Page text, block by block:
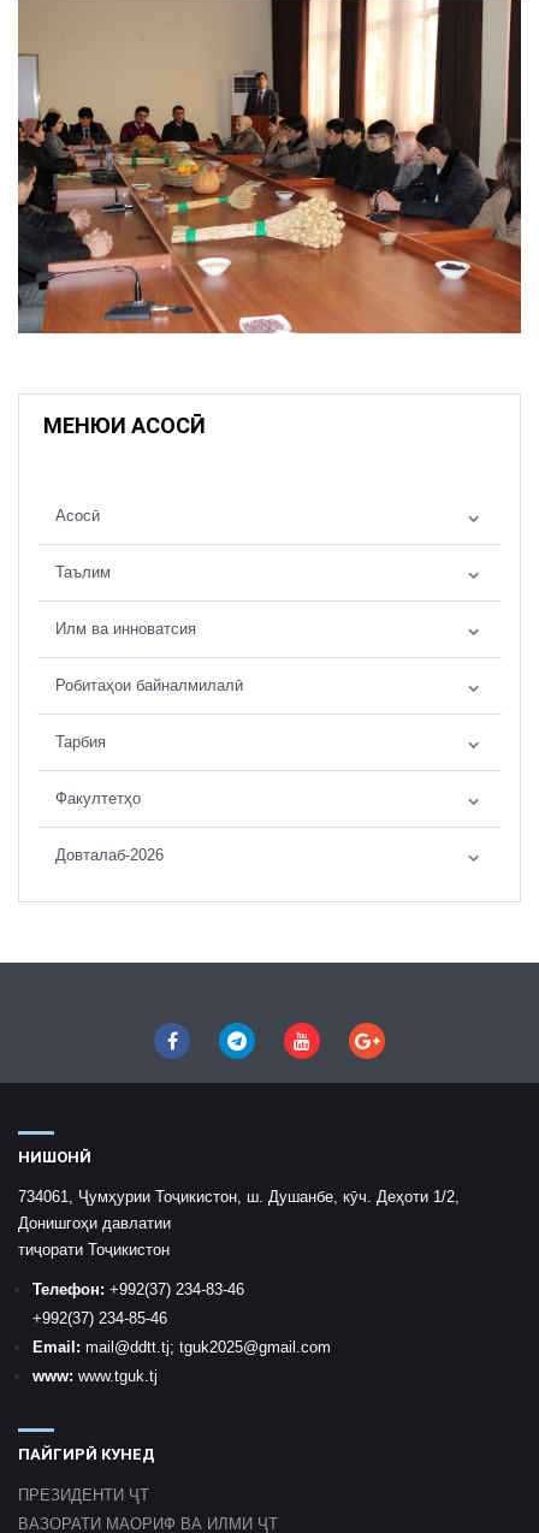
МЕНЮИ АСОСӢ
Асосӣ
Таълим
Илм ва инноватсия
Робитаҳои байналмилалӣ
Тарбия
Факултетҳо
Довталаб-2026
НИШОНӢ
734061, Ҷумҳурии Тоҷикистон, ш. Душанбе, кӯч. Деҳоти 1/2,
Донишгоҳи давлатии
тиҷорати Тоҷикистон
Телефон: +992(37) 234-83-46
+992(37) 234-85-46
Email: mail@ddtt.tj; tguk2025@gmail.com
www: www.tguk.tj
ПАЙГИРӢ КУНЕД
ПРЕЗИДЕНТИ ҶТ
ВАЗОРАТИ МАОРИФ ВА ИЛМИ ҶТ